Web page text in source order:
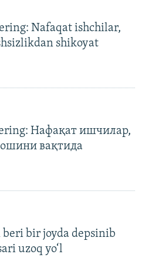
Nafaqat ishchilar,
shikoyat
Нафақат ишчилар,
вақтида
beri bir joyda depsinib
uzoq yo‘l